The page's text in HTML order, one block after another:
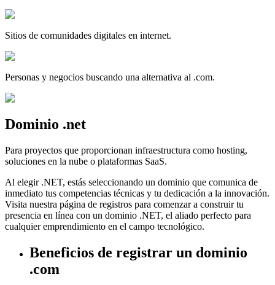
Sitios de comunidades digitales en internet.
Personas y negocios buscando una alternativa al .com.
Dominio .net
Para proyectos que proporcionan infraestructura como hosting,
soluciones en la nube o plataformas SaaS.
Al elegir .NET, estás seleccionando un dominio que comunica de
inmediato tus competencias técnicas y tu dedicación a la innovación.
Visita nuestra página de registros para comenzar a construir tu
presencia en línea con un dominio .NET, el aliado perfecto para
cualquier emprendimiento en el campo tecnológico.
Beneficios de registrar un dominio
.com